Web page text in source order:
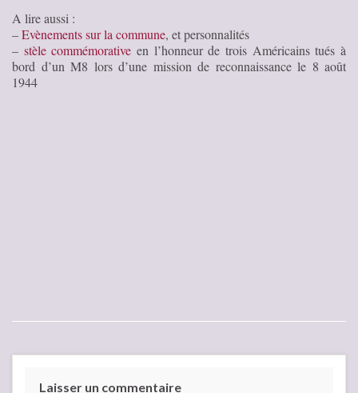
A lire aussi :
–Evènements sur la commune, et personnalités
– stèle commémorative en l’honneur de trois Américains tués à
bord d’un M8 lors d’une mission de reconnaissance le 8 août
1944
Laisser un commentaire